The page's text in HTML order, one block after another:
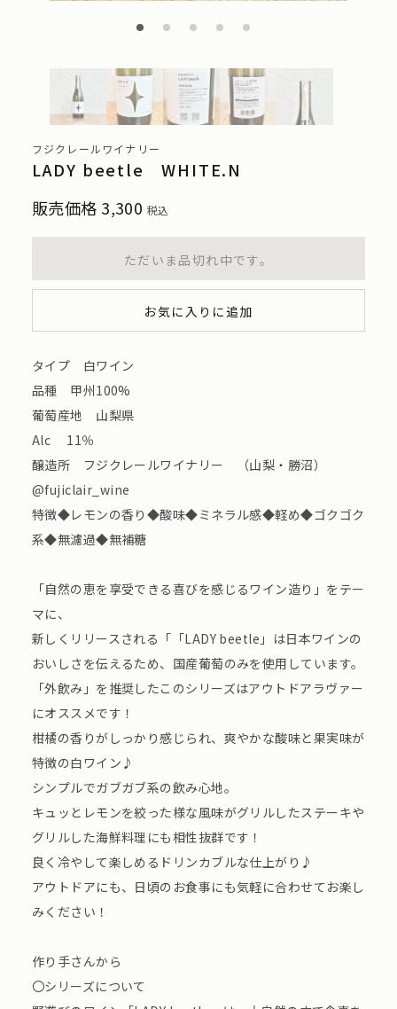
フジクレールワイナリー
LADY beetle WHITE.N
販売価格 3,300 税込
ただいま品切れ中です。
お気に入りに追加
タイプ 白ワイン
品種 甲州100%
葡萄産地 山梨県
Alc 11％
醸造所 フジクレールワイナリー （山梨・勝沼）
@fujiclair_wine
特徴◆レモンの香り◆酸味◆ミネラル感◆軽め◆ゴクゴク
系◆無濾過◆無補糖
「自然の恵を享受できる喜びを感じるワイン造り」をテー
マに、
新しくリリースされる「「LADY beetle」は日本ワインの
おいしさを伝えるため、国産葡萄のみを使用しています。
「外飲み」を推奨したこのシリーズはアウトドアラヴァー
にオススメです！
柑橘の香りがしっかり感じられ、爽やかな酸味と果実味が
特徴の白ワイン♪
シンプルでガブガブ系の飲み心地。
キュッとレモンを絞った様な風味がグリルしたステーキや
グリルした海鮮料理にも相性抜群です！
良く冷やして楽しめるドリンカブルな仕上がり♪
アウトドアにも、日頃のお食事にも気軽に合わせてお楽し
みください！
作り手さんから
〇シリーズについて